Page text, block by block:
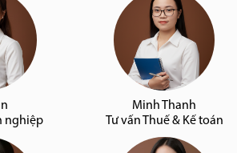
nghiệp
Minh Thanh
Tư vấn Thuế & Kế toán